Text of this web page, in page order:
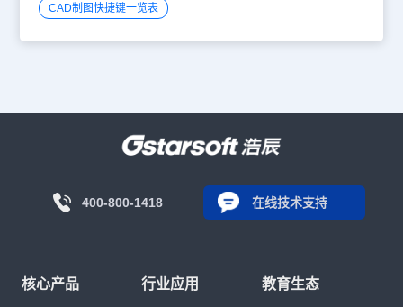
CAD制图快捷键一览表
400-800-1418 在线技术支持
核心产品 行业应用 教育生态